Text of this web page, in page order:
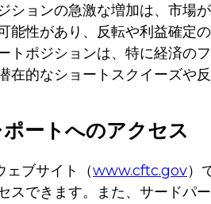
ションの急激な増加は、市場
能性があり、反転や利益確定
トポジションは、特に経済の
在的なショートスクイーズや
ートへのアクセス
ェブサイト（www.cftc.gov）
スできます。また、サードパ